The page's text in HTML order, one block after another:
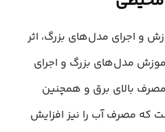
و اجرای مدل‌های بزرگ، اثر
مدل‌های بزرگ و اجرای
بالای برق و همچنین
که مصرف آب را نیز افزایش